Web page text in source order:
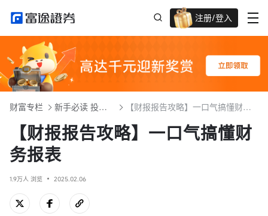
注册/登入
财富专栏 新手必读 投资入门101 【财报报告攻略】一口气搞懂财务报表
【财报报告攻略】一口气搞懂财
务报表
1.9万人 浏览 2025.02.06